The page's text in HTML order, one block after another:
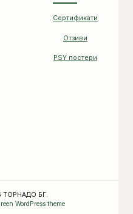
Сертификати
Отзиви
PSY постери
ТОРНАДО БГ.
WordPress theme